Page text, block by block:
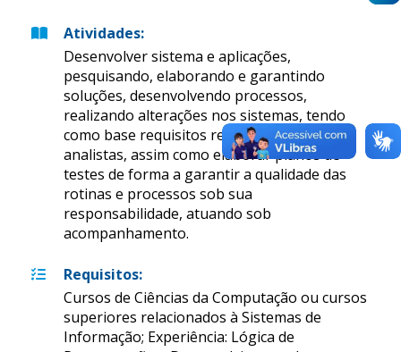
Atividades:
Desenvolver sistema e aplicações,
pesquisando, elaborando e garantindo
soluções, desenvolvendo processos,
realizando alterações nos sistemas, tendo
como base requisitos recebidos dos
analistas, assim como elaborar planos de
testes de forma a garantir a qualidade das
rotinas e processos sob sua
responsabilidade, atuando sob
acompanhamento.
Requisitos:
Cursos de Ciências da Computação ou cursos
superiores relacionados à Sistemas de
Informação; Experiência: Lógica de